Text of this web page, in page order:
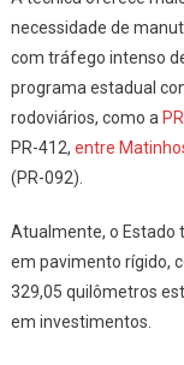
necessidade de
com tráfego intenso
programa estadual
rodoviários, como a
PR-412, entre
(PR-092).
Atualmente, o Estado
em pavimento rígido,
329,05 quilômetros
em investimentos.